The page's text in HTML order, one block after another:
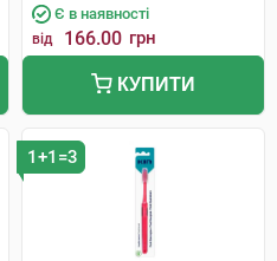
Є в наявності
від 166.00 грн
КУПИТИ
1+1=3